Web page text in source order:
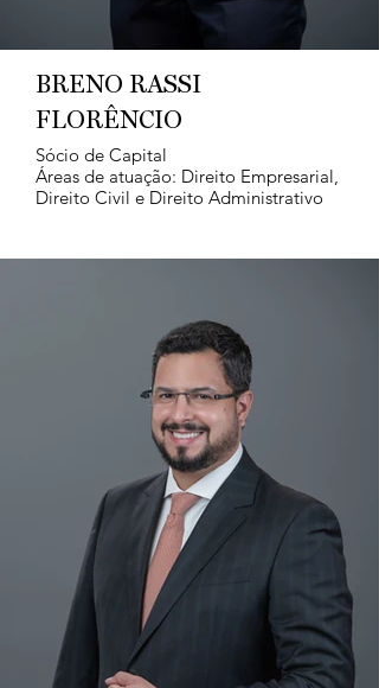
BRENO RASSI
FLORÊNCIO
Sócio de Capital
Áreas de atuação: Direito Empresarial,
Direito Civil e Direito Administrativo